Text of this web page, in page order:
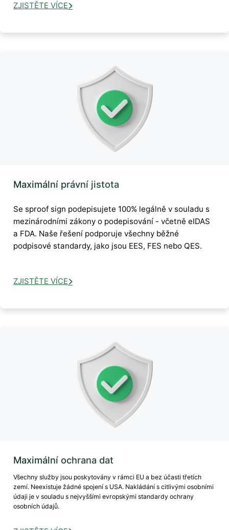
ZJISTĚTE VÍCE
Maximální právní jistota
Se sproof sign podepisujete 100% legálně v souladu s
mezinárodními zákony o podepisování - včetně eIDAS
a FDA. Naše řešení podporuje všechny běžné
podpisové standardy, jako jsou EES, FES nebo QES.
ZJISTĚTE VÍCE
Maximální ochrana dat
Všechny služby jsou poskytovány v rámci EU a bez účasti třetích
zemí. Neexistuje žádné spojení s USA. Nakládání s citlivými osobními
údaji je v souladu s nejvyššími evropskými standardy ochrany
osobních údajů.